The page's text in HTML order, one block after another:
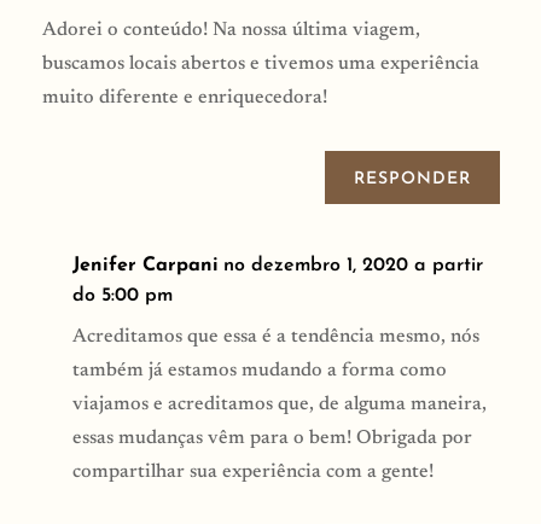
Adorei o conteúdo! Na nossa última viagem,
buscamos locais abertos e tivemos uma experiência
muito diferente e enriquecedora!
RESPONDER
Jenifer Carpani no dezembro 1, 2020 a partir
do 5:00 pm
Acreditamos que essa é a tendência mesmo, nós
também já estamos mudando a forma como
viajamos e acreditamos que, de alguma maneira,
essas mudanças vêm para o bem! Obrigada por
compartilhar sua experiência com a gente!